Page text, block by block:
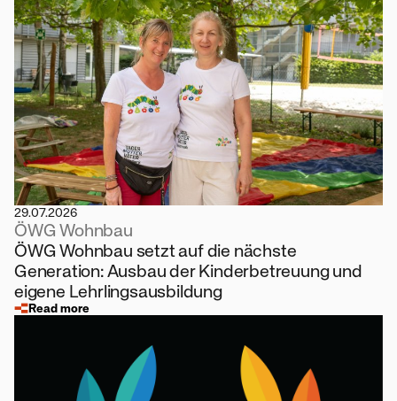
29.07.2026
ÖWG Wohnbau
ÖWG Wohnbau setzt auf die nächste
Generation: Ausbau der Kinderbetreuung und
eigene Lehrlingsausbildung
Read more